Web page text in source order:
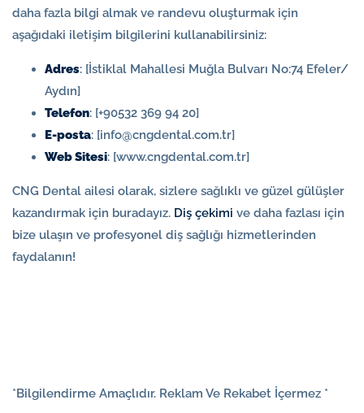
daha fazla bilgi almak ve randevu oluşturmak için
aşağıdaki iletişim bilgilerini kullanabilirsiniz:
Adres: [İstiklal Mahallesi Muğla Bulvarı No:74 Efeler/
Aydın]
Telefon: [+90532 369 94 20]
E-posta: [info@cngdental.com.tr]
Web Sitesi: [www.cngdental.com.tr]
CNG Dental ailesi olarak, sizlere sağlıklı ve güzel gülüşler
kazandırmak için buradayız. Diş çekimi ve daha fazlası için
bize ulaşın ve profesyonel diş sağlığı hizmetlerinden
faydalanın!
*Bilgilendirme Amaçlıdır. Reklam Ve Rekabet İçermez *